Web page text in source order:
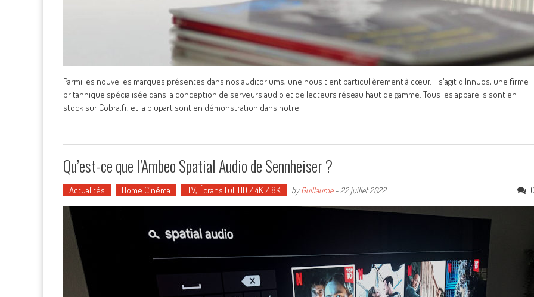
Parmi les nouvelles marques présentes dans nos auditoriums, une nous tient particulièrement à cœur. Il s'agit d'Innuos, une firme
britannique spécialisée dans la conception de serveurs audio et de lecteurs réseau haut de gamme. Tous les appareils sont en
stock sur Cobra.fr, et la plupart sont en démonstration dans notre
Qu’est-ce que l’Ambeo Spatial Audio de Sennheiser ?
Actualités Home Cinéma TV, Écrans Full HD / 4K / 8K byGuillaume- 22 juillet 2022